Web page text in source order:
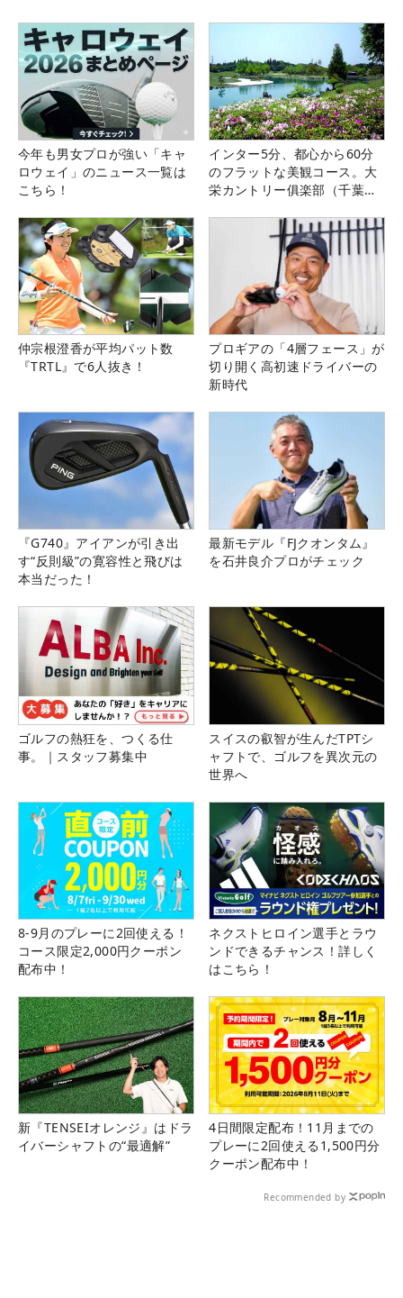
今年も男女プロが強い「キャ
ロウェイ」のニュース一覧は
こちら！
インター5分、都心から60分
のフラットな美観コース。大
栄カントリー俱楽部（千葉
仲宗根澄香が平均パット数
『TRTL』で6人抜き！
プロギアの「4層フェース」が
切り開く高初速ドライバーの
新時代
『G740』アイアンが引き出
す“反則級”の寛容性と飛びは
本当だった！
最新モデル『FJクオンタム』
を石井良介プロがチェック
ゴルフの熱狂を、つくる仕
事。｜スタッフ募集中
スイスの叡智が生んだTPTシ
ャフトで、ゴルフを異次元の
世界へ
8-9月のプレーに2回使える！
コース限定2,000円クーポン
配布中！
ネクストヒロイン選手とラウ
ンドできるチャンス！詳しく
はこちら！
新『TENSEIオレンジ』はドラ
イバーシャフトの“最適解”
4日間限定配布！11月までの
プレーに2回使える1,500円分
クーポン配布中！
Recommended by